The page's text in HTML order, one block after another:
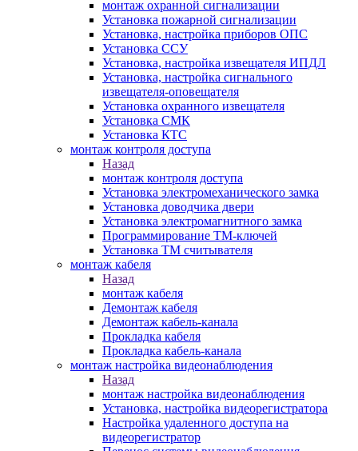
монтаж охранной сигнализации
Установка пожарной сигнализации
Установка, настройка приборов ОПС
Установка ССУ
Установка, настройка извещателя ИПДЛ
Установка, настройка сигнального
извещателя-оповещателя
Установка охранного извещателя
Установка СМК
Установка КТС
монтаж контроля доступа
Назад
монтаж контроля доступа
Установка электромеханического замка
Установка доводчика двери
Установка электромагнитного замка
Программирование ТМ-ключей
Установка ТМ считывателя
монтаж кабеля
Назад
монтаж кабеля
Демонтаж кабеля
Демонтаж кабель-канала
Прокладка кабеля
Прокладка кабель-канала
монтаж настройка видеонаблюдения
Назад
монтаж настройка видеонаблюдения
Установка, настройка видеорегистратора
Настройка удаленного доступа на
видеорегистратор